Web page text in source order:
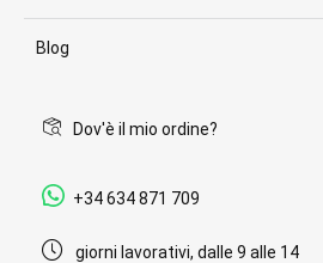
Blog
Dov'è il mio ordine?
+34 634 871 709
giorni lavorativi, dalle 9 alle 14